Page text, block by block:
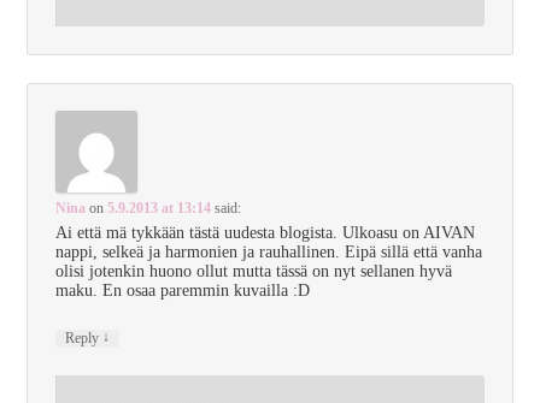
Nina on5.9.2013 at 13:14 said:
Ai että mä tykkään tästä uudesta blogista. Ulkoasu on AIVAN
nappi, selkeä ja harmonien ja rauhallinen. Eipä sillä että vanha
olisi jotenkin huono ollut mutta tässä on nyt sellanen hyvä
maku. En osaa paremmin kuvailla :D
Reply ↓